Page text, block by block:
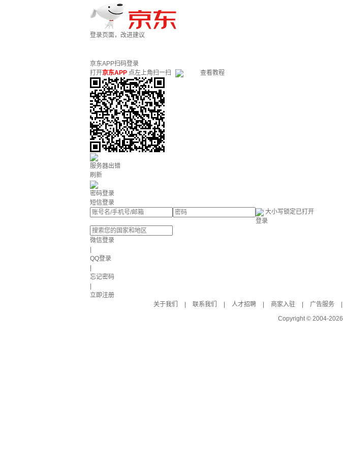
登录页面，改进建议
京东APP扫码登录
打开京东APP 点左上角扫一扫 查看教程
服务器出错
刷新
密码登录
短信登录
大小写锁定已打开
登录
微信登录
QQ登录
忘记密码
立即注册
关于我们
联系我们 人才招聘 商家入驻 广告服务
Copyright © 2004-2026